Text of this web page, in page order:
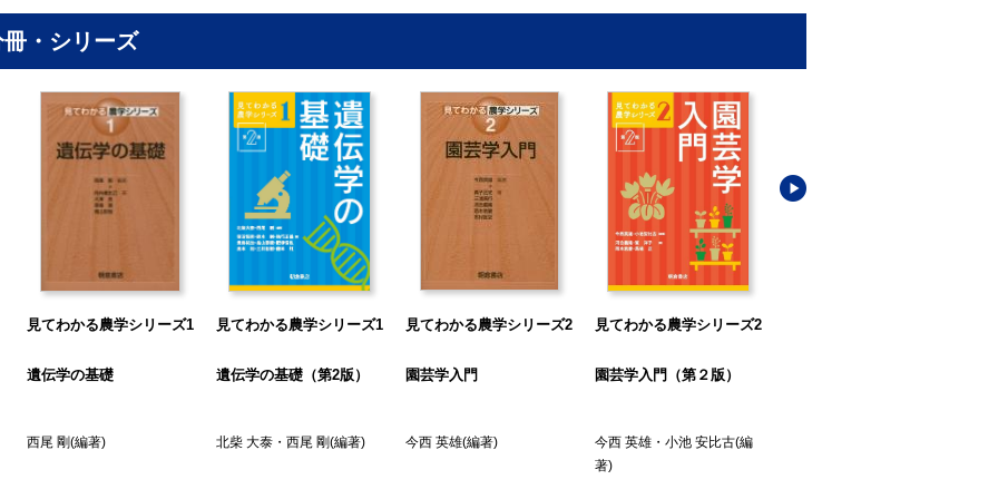
伴性遺伝と母性遺伝
性遺伝（母系遺伝）
酵素と遺伝子
突然変異遺伝子
分離比の検定
伝子の連鎖
交さと組換え
数分裂期における相同組換えのしくみ
冊・シリーズ
見てわかる農学シリーズ1
遺伝学の基礎
西尾 剛(編著)
見てわかる農学シリーズ1
遺伝学の基礎（第2版）
北柴 大泰 ・ 西尾 剛(編著)
見てわかる農学シリーズ2
園芸学入門
今西 英雄(編著)
見てわかる農学シリーズ2
園芸学入門（第２版）
今西 英雄 ・ 小池 安比古(編
著)